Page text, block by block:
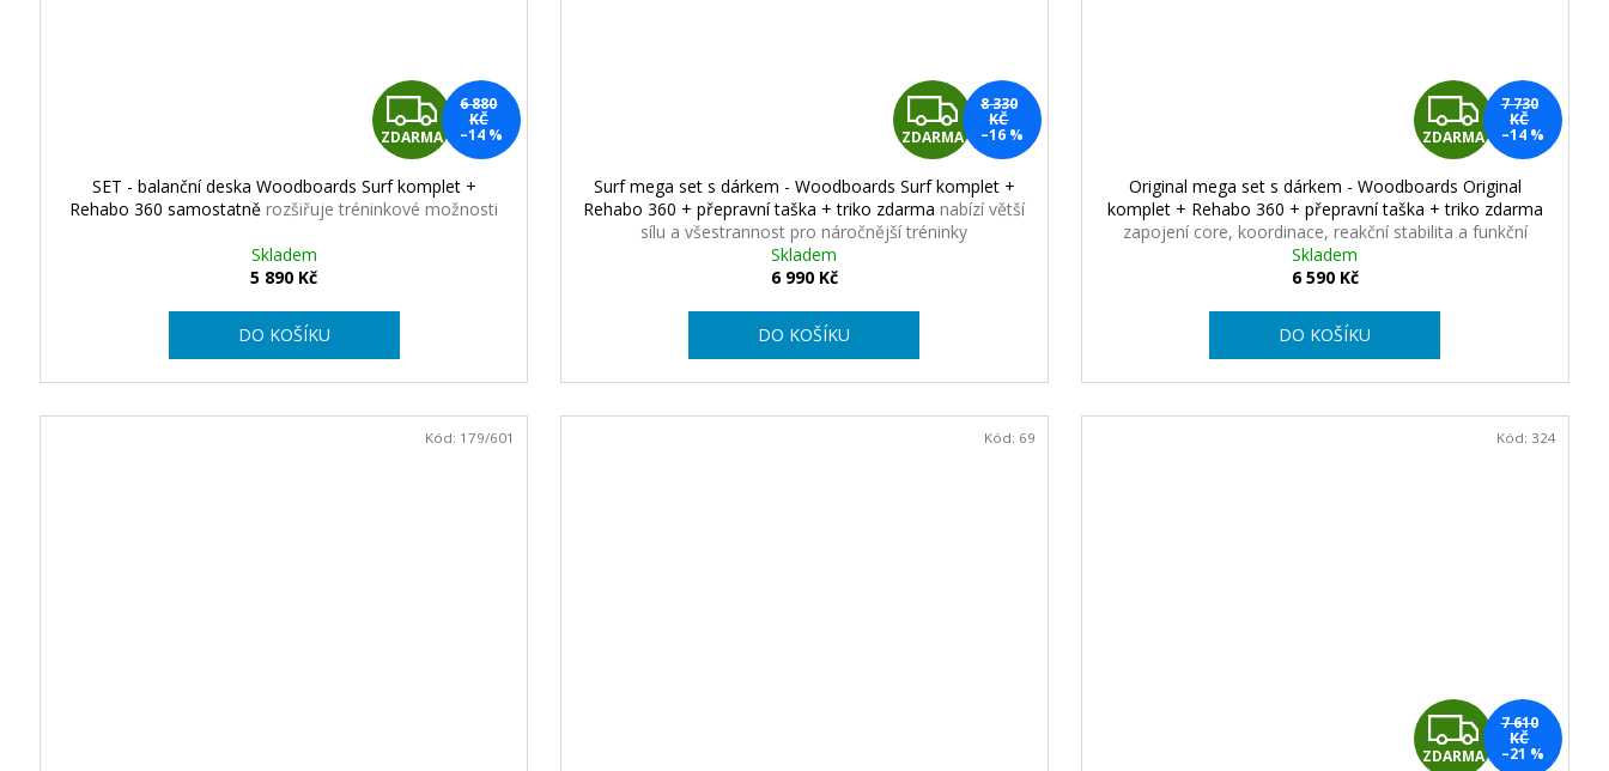
Z
D
A
ZDARMA
6 880
KČ
–14 %
SET - balanční deska Woodboards Surf komplet +
Rehabo 360 samostatněrozšiřuje tréninkové možnosti
Skladem
5 890 Kč
DO KOŠÍKU
Z
D
A
ZDARMA
8 330
KČ
–16 %
Surf mega set s dárkem - Woodboards Surf komplet +
Rehabo 360 + přepravní taška + triko zdarmanabízí větší
sílu a všestrannost pro náročnější tréninky
Skladem
6 990 Kč
DO KOŠÍKU
Z
D
A
ZDARMA
7 730
KČ
–14 %
Original mega set s dárkem - Woodboards Original
komplet + Rehabo 360 + přepravní taška + triko zdarma
zapojení core, koordinace, reakční stabilita a funkční
pohyb v jednom
Skladem
6 590 Kč
DO KOŠÍKU
Kód: 179/601 Kód: 69
Z
ZDARMA
7 610
KČ
–21 %
Kód: 324